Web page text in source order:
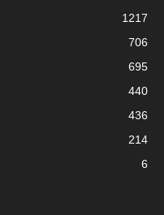
1217
706
695
440
436
214
6